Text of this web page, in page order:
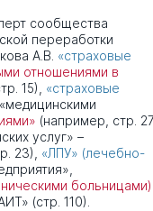
сообщества
переработки
А.В. «страховые
отношениями в
15), «страховые
(например, стр.
услуг» –
23), «ЛПУ» (лечебно-
больницами)
(стр. 110).